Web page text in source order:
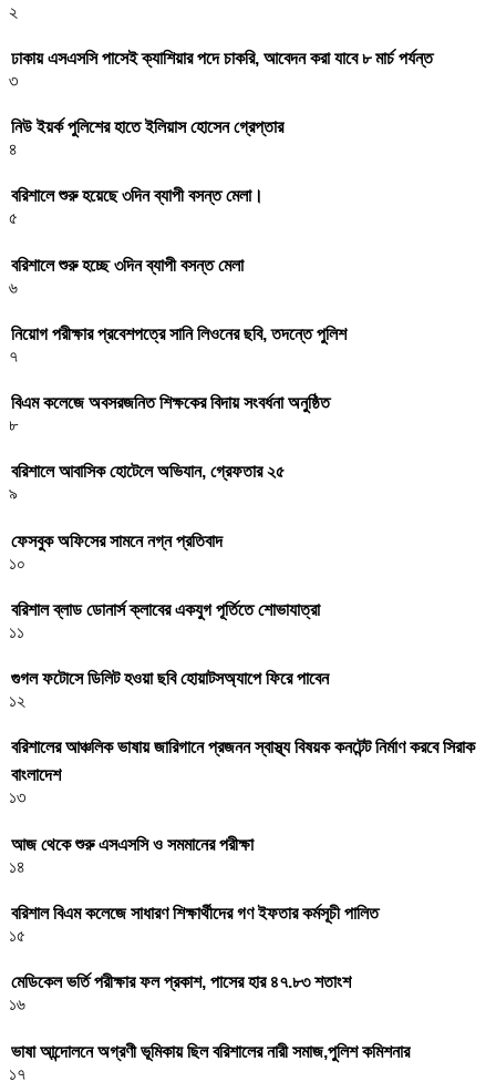
২
ঢাকায় এসএসসি পাসেই ক্যাশিয়ার পদে চাকরি, আবেদন করা যাবে ৮ মার্চ পর্যন্ত
৩
নিউ ইয়র্ক পুলিশের হাতে ইলিয়াস হোসেন গ্রেপ্তার
৪
বরিশালে শুরু হয়েছে ৩দিন ব্যাপী বসন্ত মেলা।
৫
বরিশালে শুরু হচ্ছে ৩দিন ব্যাপী বসন্ত মেলা
৬
নিয়োগ পরীক্ষার প্রবেশপত্রে সানি লিওনের ছবি, তদন্তে পুলিশ
৭
বিএম কলেজে অবসরজনিত শিক্ষকের বিদায় সংবর্ধনা অনুষ্ঠিত
৮
বরিশালে আবাসিক হোটেলে অভিযান, গ্রেফতার ২৫
৯
ফেসবুক অফিসের সামনে নগ্ন প্রতিবাদ
১০
বরিশাল ব্লাড ডোনার্স ক্লাবের একযুগ পূর্তিতে শোভাযাত্রা
১১
গুগল ফটোসে ডিলিট হওয়া ছবি হোয়াটসঅ্যাপে ফিরে পাবেন
১২
বরিশালের আঞ্চলিক ভাষায় জারিগানে প্রজনন স্বাস্থ্য বিষয়ক কনটেন্ট নির্মাণ করবে সিরাক
বাংলাদেশ
১৩
আজ থেকে শুরু এসএসসি ও সমমানের পরীক্ষা
১৪
বরিশাল বিএম কলেজে সাধারণ শিক্ষার্থীদের গণ ইফতার কর্মসূচী পালিত
১৫
মেডিকেল ভর্তি পরীক্ষার ফল প্রকাশ, পাসের হার ৪৭.৮৩ শতাংশ
১৬
ভাষা আন্দোলনে অগ্রণী ভূমিকায় ছিল বরিশালের নারী সমাজ,পুলিশ কমিশনার
১৭